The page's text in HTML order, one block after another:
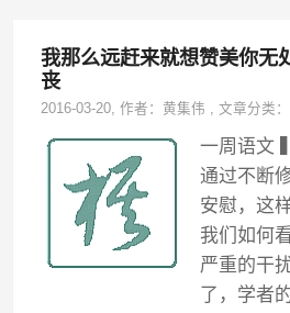
我那么远赶来就想赞美你无
丧
2016-03-20, 作者：黄集伟 ,文章分类：
一周语文
通过不断
安慰，这
我们如何
严重的干
了，学者